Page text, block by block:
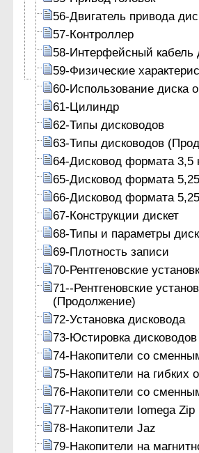
56-Двигатель привода
57-Контроллер
58-Интерфейсный кабель
59-Физические
60-Использование диска
61-Цилиндр
62-Типы дисководов
63-Типы дисководов
64-Дисковод формата 3,5
65-Дисковод формата
66-Дисковод формата
67-Конструкции дискет
68-Типы и параметры
69-Плотность записи
70-Рентгеновские
71--Рентгеновские
(Продолжение)
72-Установка дисковода
73-Юстировка дисководов
74-Накопители со
75-Накопители на гибких
76-Накопители со
77-Накопители Iomega Zip
78-Накопители Jaz
79-Накопители на